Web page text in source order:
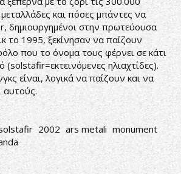
και πόσες μπάντες να
δημιουργημένοι στην πρωτεύουσα
το 1995, ξεκίνησαν να παίζουν
που το όνομα τους φέρνει σε κάτι
(solstafir=εκτεινόμενες ηλιαχτίδες).
είναι, λογικά να παίζουν και να
αυτούς.
2002 ars metali monument